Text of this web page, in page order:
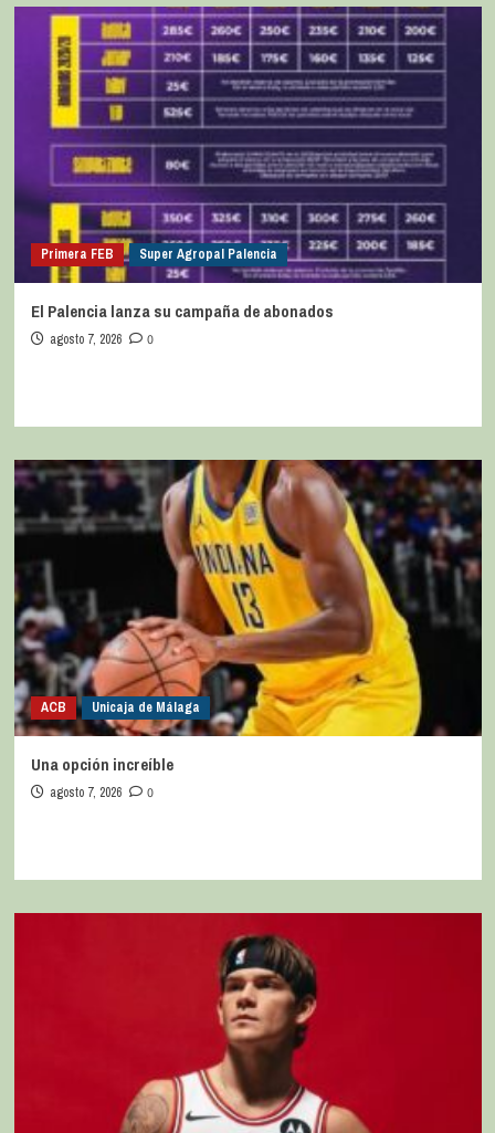
Primera FEB Super Agropal Palencia
El Palencia lanza su campaña de abonados
agosto 7, 2026 0
ACB Unicaja de Málaga
Una opción increíble
agosto 7, 2026 0